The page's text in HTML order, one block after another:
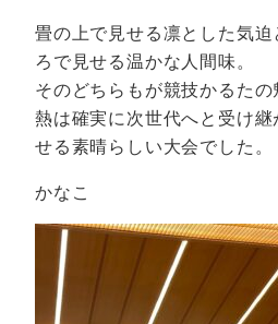
畳の上で見せる凛とした気
ろで見せる温かな人間味。
そのどちらもが競技かるた
熱は確実に次世代へと受け
せる素晴らしい大会でした。
かなこ